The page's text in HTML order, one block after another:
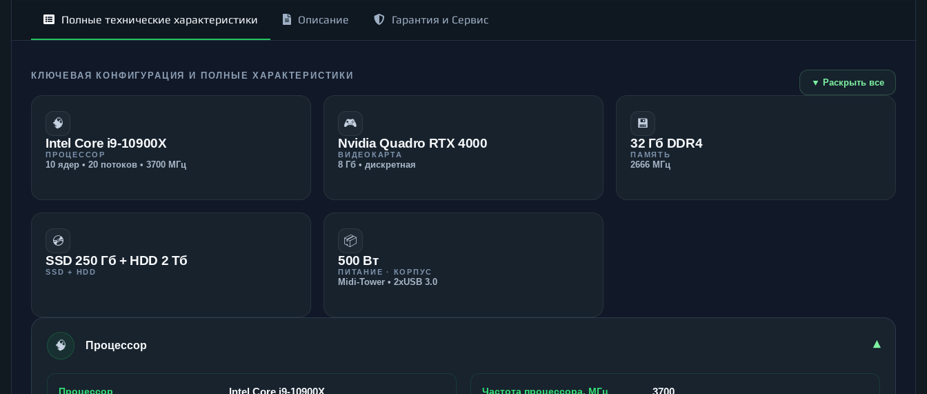
Полные технические характеристики Описание Гарантия и Сервис
КЛЮЧЕВАЯ КОНФИГУРАЦИЯ И ПОЛНЫЕ ХАРАКТЕРИСТИКИ
▼ Раскрыть все
🧠
Intel Core i9-10900X
ПРОЦЕССОР
10 ядер • 20 потоков • 3700 МГц
🎮
Nvidia Quadro RTX 4000
ВИДЕОКАРТА
8 Гб • дискретная
💾
32 Гб DDR4
ПАМЯТЬ
2666 МГц
💿
SSD 250 Гб + HDD 2 Тб
SSD + HDD
📦
500 Вт
ПИТАНИЕ · КОРПУС
Midi-Tower • 2xUSB 3.0
🧠 Процессор ▾
Процессор Intel Core i9-10900X Частота процессора, МГц 3700